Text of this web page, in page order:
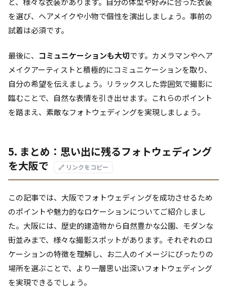
を選び、ヘアメイクや小物で個性を演出しましょう。事前の
試着は必須です。
最後に、 コミュニケーションも大切です。カメラマンやヘア
メイクアーティストと積極的にコミュニケーションを取り、
自分の希望を伝えましょう。リラックスした雰囲気で撮影に
臨むことで、自然な表情を引き出せます。これらのポイント
を踏まえ、素敵なフォトウェディングを実現しましょう。
5. まとめ：思い出に残るフォトウェディング
を大阪で
🔗 リンクをコピー
この記事では、大阪でフォトウェディングを成功させるため
のポイントや魅力的なロケーションについてご紹介しまし
た。大阪には、歴史的建造物から自然豊かな公園、モダンな
街並みまで、様々な撮影スポットがあります。それぞれのロ
ケーションの特徴を理解し、お二人のイメージにぴったりの
場所を選ぶことで、より一層思い出深いフォトウェディング
を実現できるでしょう。